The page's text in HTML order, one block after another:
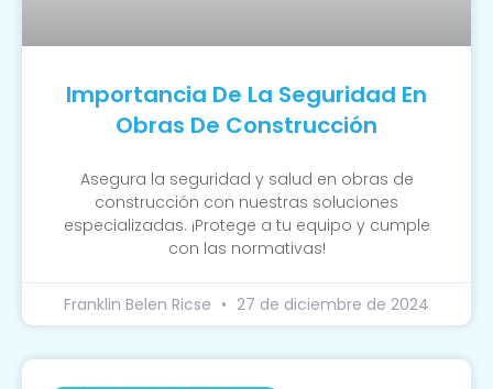
Importancia De La Seguridad En
Obras De Construcción
Asegura la seguridad y salud en obras de
construcción con nuestras soluciones
especializadas. ¡Protege a tu equipo y cumple
con las normativas!
Franklin Belen Ricse 27 de diciembre de 2024